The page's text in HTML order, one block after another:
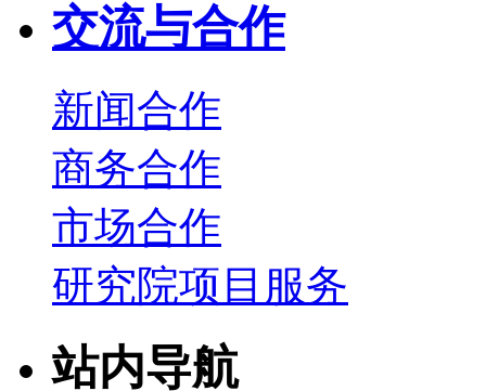
交流与合作
新闻合作
商务合作
市场合作
研究院项目服务
站内导航